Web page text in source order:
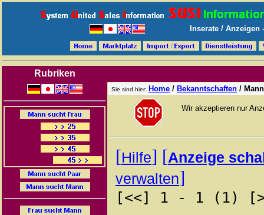
Inserate /
Rubriken
Sie sind hier: Home / Bekanntschaften /
Wir akzeptieren nur
[Hilfe] [Anzeige
verwalten]
[<<] 1 - 1 (1)